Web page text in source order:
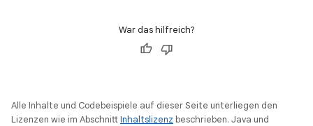
War das hilfreich?
Alle Inhalte und Codebeispiele auf dieser Seite unterliegen den
Lizenzen wie im AbschnittInhaltslizenz beschrieben. Java und